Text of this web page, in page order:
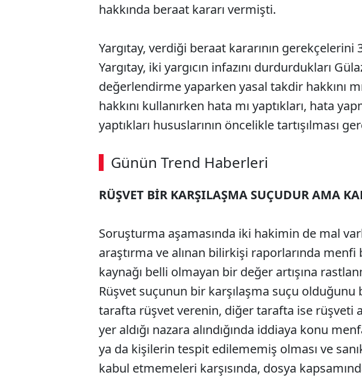
hakkında beraat kararı vermişti.
Yargıtay, verdiği beraat kararının gerekçelerini
Yargıtay, iki yargıcın infazını durdurdukları
değerlendirme yaparken yasal takdir hakkını
hakkını kullanırken hata mı yaptıkları, hata
yaptıkları hususlarının öncelikle tartışılması
Günün Trend Haberleri
RÜŞVET BİR KARŞILAŞMA SUÇUDUR AMA
Soruşturma aşamasında iki hakimin de mal
araştırma ve alınan bilirkişi raporlarında menfi
kaynağı belli olmayan bir değer artışına
Rüşvet suçunun bir karşılaşma suçu olduğunu
tarafta rüşvet verenin, diğer tarafta ise rüşveti
yer aldığı nazara alındığında iddiaya konu
ya da kişilerin tespit edilememiş olması ve
kabul etmemeleri karşısında, dosya